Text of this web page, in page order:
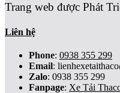
Trang web được Phát
Liên hệ
Phone: 0938 355 299
Email:
Zalo: 0938 355 299
Fanpage: Xe Tải